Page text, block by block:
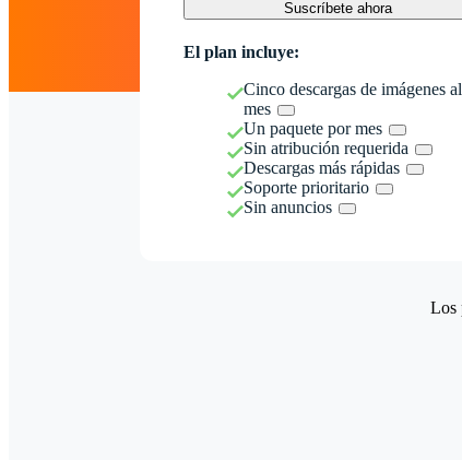
Suscríbete ahora
El plan incluye:
Cinco descargas de imágenes al
mes
Un paquete por mes
Sin atribución requerida
Descargas más rápidas
Soporte prioritario
Sin anuncios
Los